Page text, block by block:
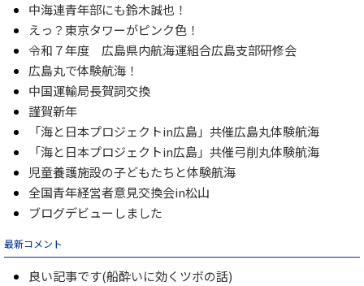
中海連青年部にも鈴木誠也！
えっ？東京タワーがピンク色！
令和７年度 広島県内航海運組合広島支部研修会
広島丸で体験航海！
中国運輸局長賀詞交換
謹賀新年
「海と日本プロジェクトin広島」共催広島丸体験航海
「海と日本プロジェクトin広島」共催弓削丸体験航海
児童養護施設の子どもたちと体験航海
全国青年経営者意見交換会in松山
ブログデビューしました
最新コメント
良い記事です(船酔いに効くツボの話)